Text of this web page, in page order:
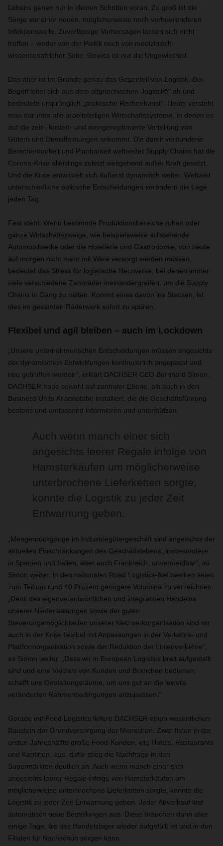
Lebens gehen nur in kleinen Schritten voran. Zu groß ist die
Sorge vor einer neuen, möglicherweise noch verheerenderen
Infektionswelle. Zuverlässige Vorhersagen lassen sich nicht
treffen – weder von der Politik noch von medizinisch-
wissenschaftlicher Seite. Gewiss ist nur die Ungewissheit.
Das aber ist im Grunde genau das Gegenteil von Logistik. Der
Begriff leitet sich aus dem altgriechischen „logistikē“ ab und
bedeutete ursprünglich „praktische Rechenkunst“. Heute versteht
man darunter alle arbeitsteiligen Wirtschaftssysteme, in denen es
auf die zeit-, kosten- und mengenoptimierte Verteilung von
Gütern und Dienstleistungen ankommt. Die damit verbundene
Berechenbarkeit und Planbarkeit weltweiter Supply Chains hat die
Corona-Krise allerdings zuletzt weitgehend außer Kraft gesetzt.
Und die Krise entwickelt sich äußerst dynamisch weiter. Weltweit
unterschiedliche politische Entscheidungen verändern die Lage
jeden Tag.
Fest steht: Wenn bestimmte Produktionsbereiche ruhen oder
ganze Wirtschaftszweige, wie beispielsweise stillstehende
Automobilwerke oder die Hotellerie und Gastronomie, von heute
auf morgen nicht mehr mit Ware versorgt werden müssen,
bedeutet das Stress für logistische Netzwerke, bei denen immer
viele verschiedene Zahnräder ineinandergreifen, um die Supply
Chains in Gang zu halten. Kommt eines davon ins Stocken, ist
dies im gesamten Räderwerk sofort zu spüren.
Flexibel und agil bleiben – auch im Lockdown
„Unsere unternehmerischen Entscheidungen müssen angesichts
der dynamischen Entwicklungen kontinuierlich angepasst und
neu getroffen werden“, erklärt DACHSER CEO Bernhard Simon.
DACHSER habe sowohl auf zentraler Ebene, als auch in den
Business Units Krisenstäbe installiert, die die Geschäftsführung
bestens und umfassend informieren und unterstützen.
Auch wenn manch einer sich
angesichts leerer Regale infolge von
Hamsterkäufen um möglicherweise
unterbrochene Lieferketten sorgte,
konnte die Logistik zu jeder Zeit
Entwarnung geben.
„Mengenrückgänge im Industriegütergeschäft sind angesichts der
aktuellen Einschränkungen des Geschäftslebens, insbesondere
in Spanien und Italien, aber auch Frankreich, unvermeidbar“, so
Simon weiter. In den nationalen Road Logistics-Netzwerken seien
zum Teil um rund 40 Prozent geringere Volumina zu verzeichnen.
„Dank des eigenverantwortlichen und integrativen Handelns
unserer Niederlassungen sowie der guten
Steuerungsmöglichkeiten unserer Netzwerkorganisation sind wir
auch in der Krise flexibel mit Anpassungen in der Verkehrs- und
Plattformorganisation sowie der Reduktion der Linienverkehre“,
so Simon weiter. „Dass wir in European Logistics breit aufgestellt
sind und eine Vielzahl von Kunden und Branchen bedienen,
schafft uns Gestaltungsräume, um uns gut an die jeweils
veränderten Rahmenbedingungen anzupassen.“
Gerade mit Food Logistics liefere DACHSER einen wesentlichen
Baustein der Grundversorgung der Menschen. Zwar fielen in der
ersten Jahreshälfte große Food-Kunden, wie Hotels, Restaurants
und Kantinen, aus, dafür stieg die Nachfrage in den
Supermärkten deutlich an. Auch wenn manch einer sich
angesichts leerer Regale infolge von Hamsterkäufen um
möglicherweise unterbrochene Lieferketten sorgte, konnte die
Logistik zu jeder Zeit Entwarnung geben. Jeder Abverkauf löst
automatisch neue Bestellungen aus. Diese brauchen dann aber
einige Tage, bis das Handelslager wieder aufgefüllt ist und in den
Filialen für Nachschub sorgen kann.